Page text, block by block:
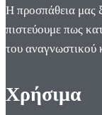
Η προσπάθεια μας
πιστεύουμε πως
του αναγνωστικού
Χρήσιμα